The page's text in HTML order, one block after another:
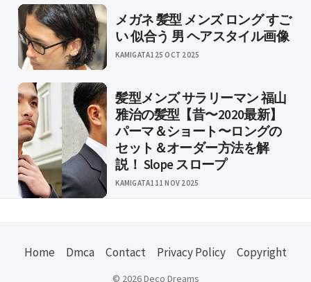
メガネ 髪型 メンズ ロング すご
い 似合う 男 ヘアスタイル画像
KAMIGATA1 25 OCT 2025
髪型メンズ サラリーマン 福山
雅治の髪型【昔〜2020最新】
パーマ＆ショート〜ロングの
セット＆オーダー方法を解
説！ Slope スロープ
KAMIGATA1 11 NOV 2025
Home Dmca Contact Privacy Policy Copyright